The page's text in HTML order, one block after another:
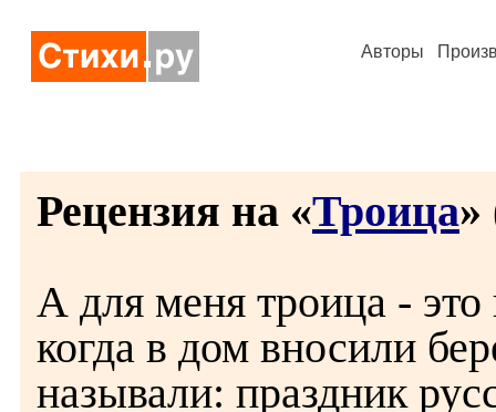
Авторы
Рецензия на «Троица»
А для меня троица - это
когда в дом вносили
называли: праздник